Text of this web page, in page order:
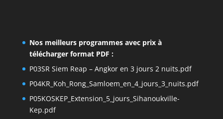
Nos meilleurs programmes avec prix à
télécharger format PDF :
P03SR Siem Reap – Angkor en 3 jours 2 nuits.pdf
P04KR_Koh_Rong_Samloem_en_4_jours_3_nuits.pdf
P05KOSKEP_Extension_5_jours_Sihanoukville-
Kep.pdf